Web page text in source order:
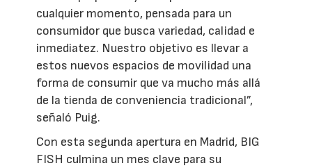
cualquier momento, pensada para un
consumidor que busca variedad, calidad e
inmediatez. Nuestro objetivo es llevar a
estos nuevos espacios de movilidad una
forma de consumir que va mucho más allá
de la tienda de conveniencia tradicional”,
señaló Puig.
Con esta segunda apertura en Madrid, BIG
FISH culmina un mes clave para su